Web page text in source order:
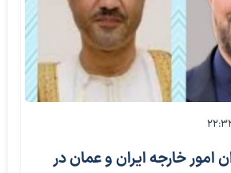
امور خارجه ایران و عمان در